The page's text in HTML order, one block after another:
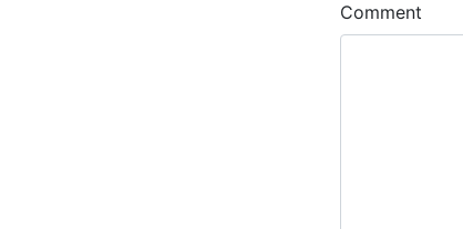
Comment